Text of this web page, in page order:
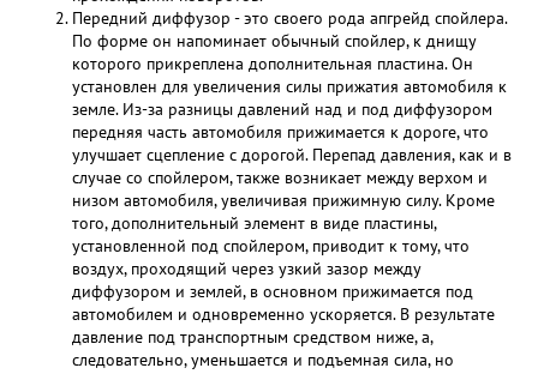
Передний диффузор - это своего рода апгрейд спойлера.
По форме он напоминает обычный спойлер, к днищу
которого прикреплена дополнительная пластина. Он
установлен для увеличения силы прижатия автомобиля к
земле. Из-за разницы давлений над и под диффузором
передняя часть автомобиля прижимается к дороге, что
улучшает сцепление с дорогой. Перепад давления, как и в
случае со спойлером, также возникает между верхом и
низом автомобиля, увеличивая прижимную силу. Кроме
того, дополнительный элемент в виде пластины,
установленной под спойлером, приводит к тому, что
воздух, проходящий через узкий зазор между
диффузором и землей, в основном прижимается под
автомобилем и одновременно ускоряется. В результате
давление под транспортным средством ниже, а,
следовательно, уменьшается и подъемная сила, но